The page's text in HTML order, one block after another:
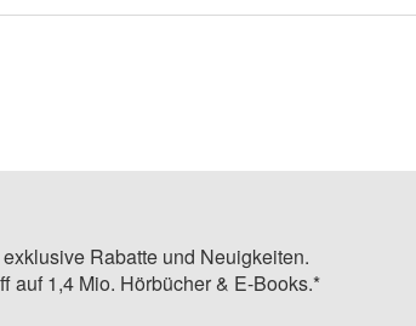
Rabatte und Neuigkeiten.
auf 1,4 Mio. Hörbücher & E-Books.*